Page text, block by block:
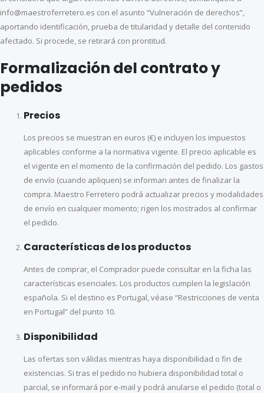
info@maestroferretero.es con el asunto “Vulneración de derechos”,
aportando identificación, prueba de titularidad y detalle del contenido
afectado. Si procede, se retirará con prontitud.
Formalización del contrato y
pedidos
Precios
Los precios se muestran en euros (€) e incluyen los impuestos
aplicables conforme a la normativa vigente. El precio aplicable es
el vigente en el momento de la confirmación del pedido. Los gastos
de envío (cuando apliquen) se informan antes de finalizar la
compra. Maestro Ferretero podrá actualizar precios y modalidades
de envío en cualquier momento; rigen los mostrados al confirmar
el pedido.
Características de los productos
Antes de comprar, el Comprador puede consultar en la ficha las
características esenciales. Los productos cumplen la legislación
española. Si el destino es Portugal, véase “Restricciones de venta
en Portugal” del punto 10.
Disponibilidad
Las ofertas son válidas mientras haya disponibilidad o fin de
existencias. Si tras el pedido no hubiera disponibilidad total o
parcial, se informará por e-mail y podrá anularse el pedido (total o